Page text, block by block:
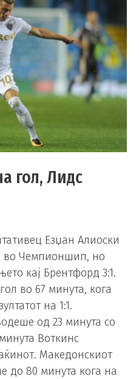
гол, Лидс
Езџан Алиоски
во Чемпионшип, но
кај Брентфорд 3:1.
во 67 минута, кога
на 1:1.
од 23 минута со
Воткинс
Македонскиот
до 80 минута кога на